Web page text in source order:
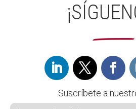
Suscríbete a